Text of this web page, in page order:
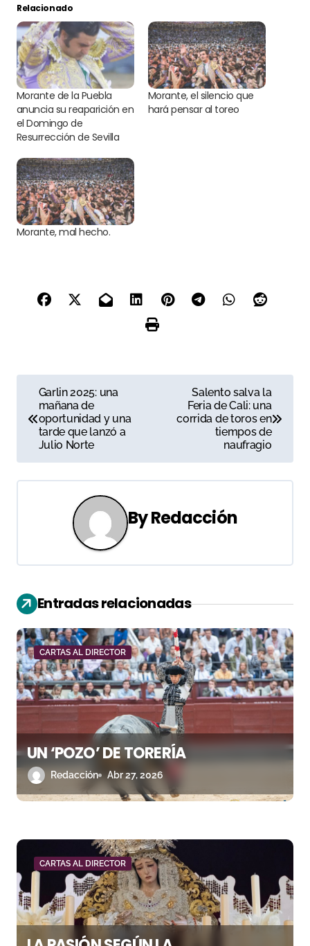
Relacionado
Morante de la Puebla
anuncia su reaparición en
el Domingo de
Resurrección de Sevilla
Morante, el silencio que
hará pensar al toreo
Morante, mal hecho.
a
e
c
i
ó
n
d
e
e
n
t
a
d
a
s
Garlin 2025: una
mañana de
oportunidad y una
tarde que lanzó a
Julio Norte
Salento salva la
Feria de Cali: una
corrida de toros en
tiempos de
naufragio
ByRedacción
Entradas relacionadas
CARTAS AL DIRECTOR
UN ‘POZO’ DE TORERÍA
Redacción Abr 27, 2026
CARTAS AL DIRECTOR